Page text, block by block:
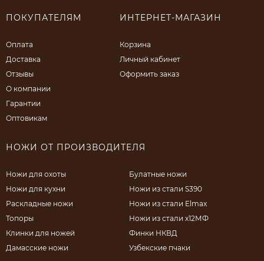
ПОКУПАТЕЛЯМ
Оплата
Доставка
Отзывы
О компании
Гарантии
Оптовикам
ИНТЕРНЕТ-МАГАЗИН
Корзина
Личный кабинет
Оформить заказ
НОЖИ ОТ ПРОИЗВОДИТЕЛЯ
Ножи для охоты
Ножи для кухни
Раскладные ножи
Топоры
Клинки для ножей
Дамасские ножи
Булатные ножи
Ножи из стали S390
Ножи из стали Elmax
Ножи из стали х12МФ
Финки НКВД
Узбекские пчаки